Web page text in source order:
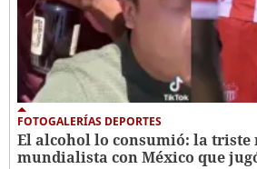
FOTOGALERÍAS DEPORTES
El alcohol lo consumió: la triste
mundialista con México que